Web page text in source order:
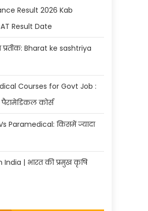
Result 2026 Kab
Result Date
प्रतीक: Bharat ke sashtriya
Courses for Govt Job :
पैरामेडिकल कोर्स
Paramedical: किसमें ज्यादा
India | भारत की प्रमुख कृषि